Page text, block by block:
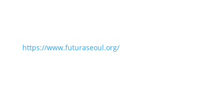
https://www.futuraseoul.org/